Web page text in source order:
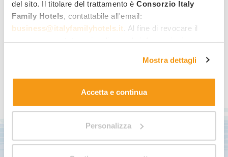
del sito. Il titolare del trattamento è Consorzio Italy
Family Hotels , contattabile all'email:
business@italyfamilyhotels.it . Al fine di revocare il
. Allo stesso link trovi la nostra informativa
estesa sui cookie.
Mostra dettagli
Accetta e continua
Personalizza
avere paure infondate e dubbi amletici, primo tra tutti, per …
Leggi di più
Sconti speciali e notizie in
anteprima...